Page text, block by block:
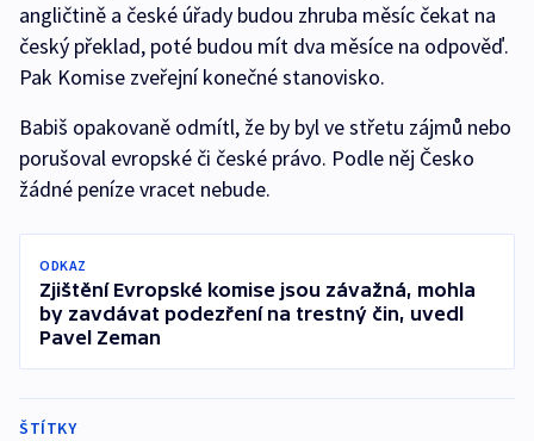
angličtině a české úřady budou zhruba měsíc čekat na
český překlad, poté budou mít dva měsíce na odpověď.
Pak Komise zveřejní konečné stanovisko.
Babiš opakovaně odmítl, že by byl ve střetu zájmů nebo
porušoval evropské či české právo. Podle něj Česko
žádné peníze vracet nebude.
ODKAZ
Zjištění Evropské komise jsou závažná, mohla
by zavdávat podezření na trestný čin, uvedl
Pavel Zeman
ŠTÍTKY